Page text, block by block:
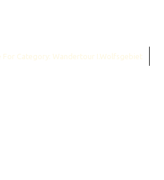
For Category: Wandertour I.Wolfsgebiet